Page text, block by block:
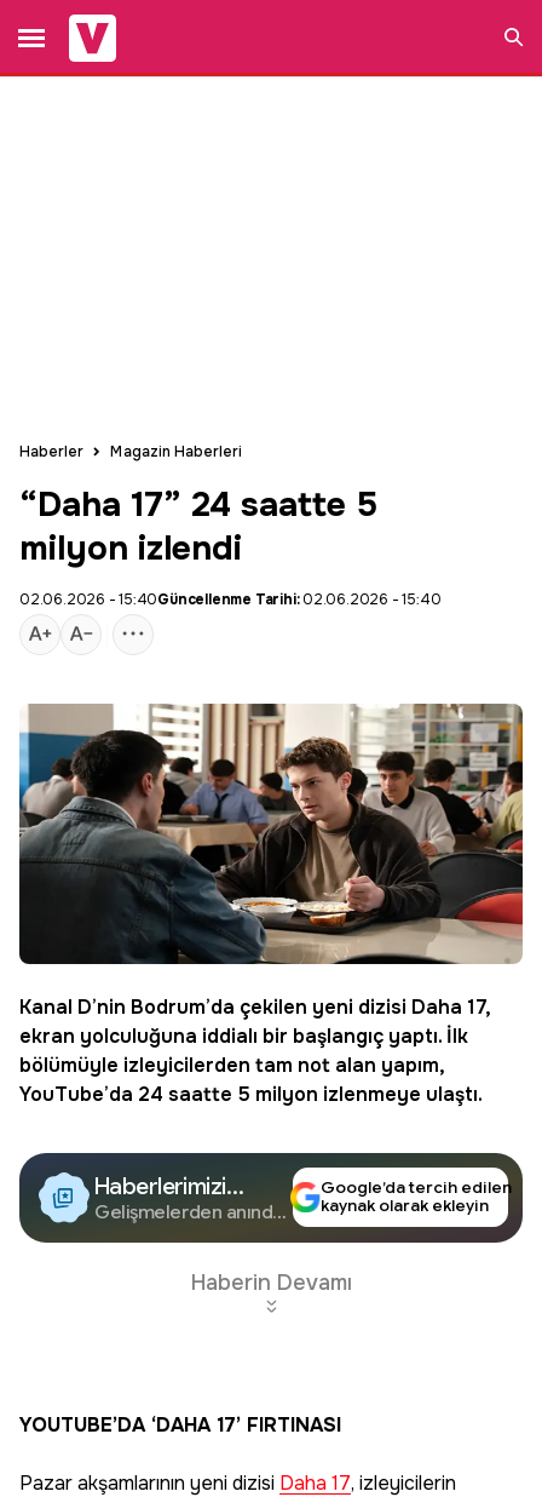
Haberler Magazin Haberleri
“Daha 17” 24 saatte 5
milyon izlendi
02.06.2026 - 15:40Güncellenme Tarihi:02.06.2026 - 15:40
Kanal D’nin Bodrum’da çekilen yeni dizisi Daha 17,
ekran yolculuğuna iddialı bir başlangıç yaptı. İlk
bölümüyle izleyicilerden tam not alan yapım,
YouTube’da 24 saatte 5 milyon izlenmeye ulaştı.
Haberlerimizi
Google'da Takip
Edin
Gelişmelerden anında
Google’da tercih edilen
kaynak olarak ekleyin
Haberin Devamı
YOUTUBE’DA ‘DAHA 17’ FIRTINASI
Pazar akşamlarının yeni dizisi Daha 17, izleyicilerin